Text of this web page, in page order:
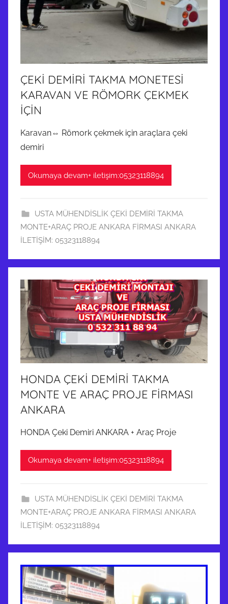
ÇEKİ DEMİRİ TAKMA MONETESİ
KARAVAN VE RÖMORK ÇEKMEK
İÇİN
Karavan⇔ Römork çekmek için araçlara çeki
demiri
Okumaya devam+ iletişim:05323118894
USTA MÜHENDİSLİK ÇEKİ DEMİRİ TAKMA
MONTE+ARAÇ PROJE ANKARA FİRMASI ANKARA
İLETİŞİM: 05323118894
HONDA ÇEKİ DEMİRİ TAKMA
MONTE VE ARAÇ PROJE FİRMASI
ANKARA
HONDA Çeki Demiri ANKARA + Araç Proje
Okumaya devam+ iletişim:05323118894
USTA MÜHENDİSLİK ÇEKİ DEMİRİ TAKMA
MONTE+ARAÇ PROJE ANKARA FİRMASI ANKARA
İLETİŞİM: 05323118894